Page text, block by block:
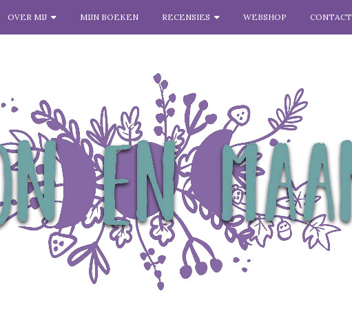
OVER MIJ MIJN BOEKEN RECENSIES WEBSHOP CONTACT